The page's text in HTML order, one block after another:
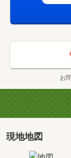
フリーダイヤル
※９時～２０時
お
現地地図